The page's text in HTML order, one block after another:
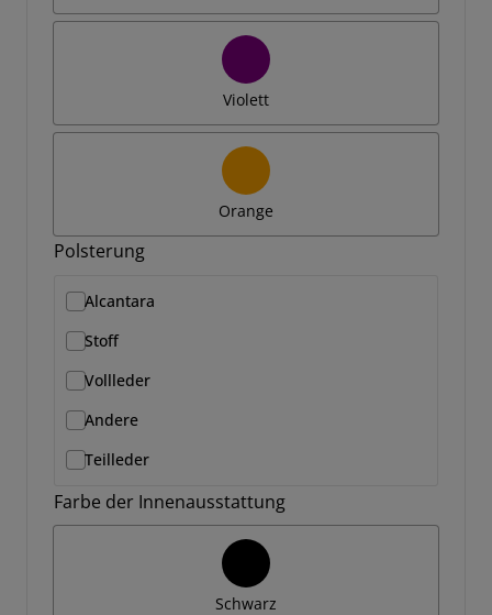
Violett
Orange
Polsterung
Alcantara
Stoff
Vollleder
Andere
Teilleder
Farbe der Innenausstattung
Schwarz